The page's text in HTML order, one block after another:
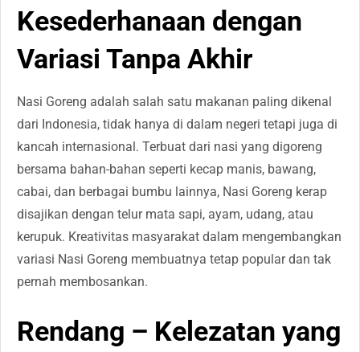
Kesederhanaan dengan
Variasi Tanpa Akhir
Nasi Goreng adalah salah satu makanan paling dikenal
dari Indonesia, tidak hanya di dalam negeri tetapi juga di
kancah internasional. Terbuat dari nasi yang digoreng
bersama bahan-bahan seperti kecap manis, bawang,
cabai, dan berbagai bumbu lainnya, Nasi Goreng kerap
disajikan dengan telur mata sapi, ayam, udang, atau
kerupuk. Kreativitas masyarakat dalam mengembangkan
variasi Nasi Goreng membuatnya tetap popular dan tak
pernah membosankan.
Rendang – Kelezatan yang